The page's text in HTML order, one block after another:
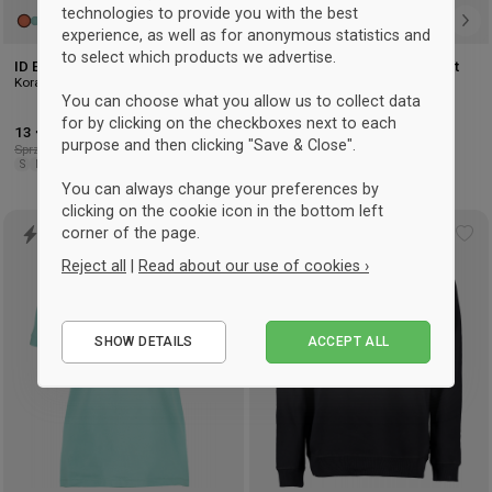
ID Eco cotton t-shirt
Koral
13 € -31%
Sprzedaż detaliczna: 18,75 €
S
ID Organic cotton kids' t-shirt
11,50 € -34%
Sprzedaż detaliczna: 17,50 €
to
technologies to provide you with the best
experience, as well as for anonymous statistics and
to select which products we advertise.
You can choose what you allow us to collect data
for by clicking on the checkboxes next to each
purpose and then clicking "Save & Close".
You can always change your preferences by
clicking on the cookie icon in the bottom left
corner of the page.
Reject all | Read about our use of cookies ›
Performance
SHOW DETAILS ACCEPT ALL